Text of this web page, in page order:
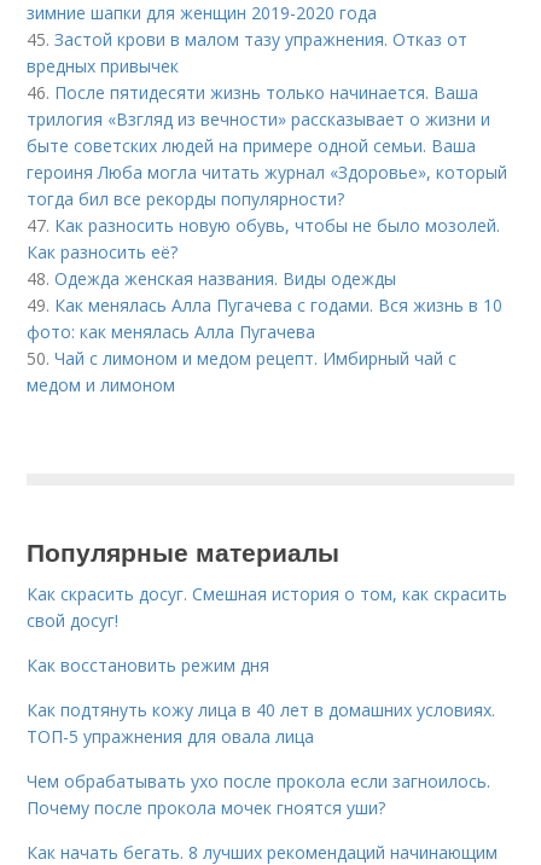
зимние шапки для женщин 2019-2020 года
45.Застой крови в малом тазу упражнения. Отказ от
вредных привычек
46. После пятидесяти жизнь только начинается. Ваша
трилогия «Взгляд из вечности» рассказывает о жизни и
быте советских людей на примере одной семьи. Ваша
героиня Люба могла читать журнал «Здоровье», который
тогда бил все рекорды популярности?
47. Как разносить новую обувь, чтобы не было мозолей.
Как разносить её?
48.Одежда женская названия. Виды одежды
49. Как менялась Алла Пугачева с годами. Вся жизнь в 10
фото: как менялась Алла Пугачева
50.Чай с лимоном и медом рецепт. Имбирный чай с
медом и лимоном
Популярные материалы
Как скрасить досуг. Смешная история о том, как скрасить
свой досуг!
Как восстановить режим дня
Как подтянуть кожу лица в 40 лет в домашних условиях.
ТОП-5 упражнения для овала лица
Чем обрабатывать ухо после прокола если загноилось.
Почему после прокола мочек гноятся уши?
Как начать бегать. 8 лучших рекомендаций начинающим